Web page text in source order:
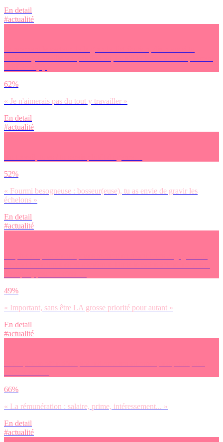
En detail
#actualité
62%
« Je n'aimerais pas du tout y travailler »
En detail
#actualité
52%
« Fourmi besogneuse : bosseur(euse), tu as envie de gravir les
échelons »
En detail
#actualité
49%
« Important, sans être LA grosse priorité pour autant »
En detail
#actualité
66%
« La rémunération : salaire, prime, intéressement... »
En detail
#actualité